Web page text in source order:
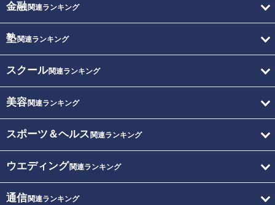
金融関連ランキング
塾関連ランキング
スクール関連ランキング
美容関連ランキング
スポーツ＆ヘルス 関連ランキング
ウエディング関連ランキング
通信関連ランキング